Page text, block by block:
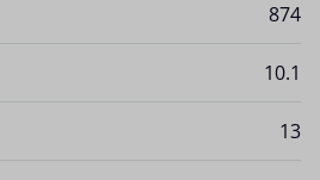
874
10.1
13